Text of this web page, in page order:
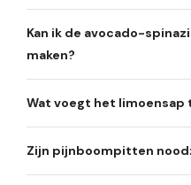
Kan ik de avocado-
maken?
Wat voegt het limoensap
Zijn pijnboompitten